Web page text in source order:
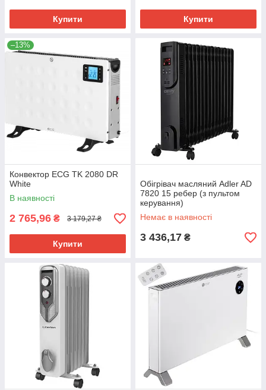
Купити Купити
–13%
Конвектор ECG TK 2080 DR
White
В наявності
2 765,96 ₴ 3 179,27 ₴
Купити
Обігрівач масляний Adler AD
7820 15 ребер (з пультом
керування)
Немає в наявності
3 436,17 ₴